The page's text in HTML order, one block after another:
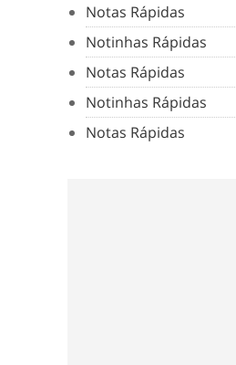
Notas Rápidas
Notinhas Rápidas
Notas Rápidas
Notinhas Rápidas
Notas Rápidas